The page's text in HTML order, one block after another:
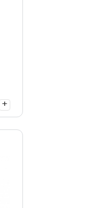
+